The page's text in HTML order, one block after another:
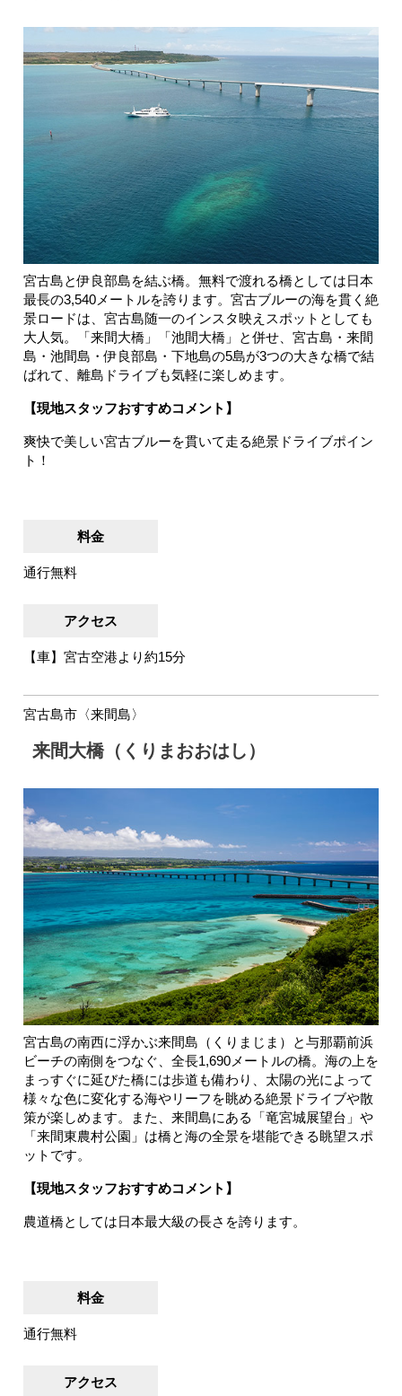
宮古島と伊良部島を結ぶ橋。無料で渡れる橋としては日本
最長の3,540メートルを誇ります。宮古ブルーの海を貫く絶
景ロードは、宮古島随一のインスタ映えスポットとしても
大人気。「来間大橋」「池間大橋」と併せ、宮古島・来間
島・池間島・伊良部島・下地島の5島が3つの大きな橋で結
ばれて、離島ドライブも気軽に楽しめます。
【現地スタッフおすすめコメント】
爽快で美しい宮古ブルーを貫いて走る絶景ドライブポイン
ト！
料金
通行無料
アクセス
【車】宮古空港より約15分
宮古島市〈来間島〉
来間大橋（くりまおおはし）
宮古島の南西に浮かぶ来間島（くりまじま）と与那覇前浜
ビーチの南側をつなぐ、全長1,690メートルの橋。海の上を
まっすぐに延びた橋には歩道も備わり、太陽の光によって
様々な色に変化する海やリーフを眺める絶景ドライブや散
策が楽しめます。また、来間島にある「竜宮城展望台」や
「来間東農村公園」は橋と海の全景を堪能できる眺望スポ
ットです。
【現地スタッフおすすめコメント】
農道橋としては日本最大級の長さを誇ります。
料金
通行無料
アクセス